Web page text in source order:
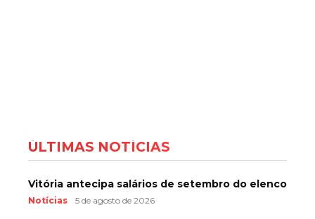
ÚLTIMAS NOTÍCIAS
Vitória antecipa salários de setembro do elenco
Notícias 5 de agosto de 2026